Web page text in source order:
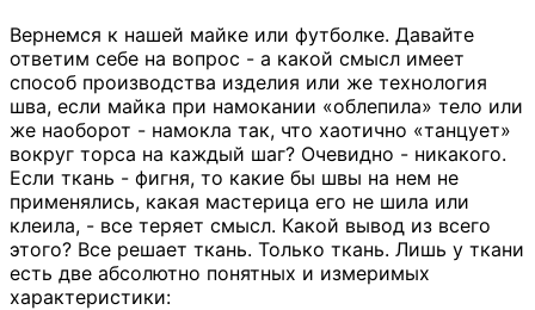
Вернемся к нашей майке или футболке. Давайте
ответим себе на вопрос - а какой смысл имеет
способ производства изделия или же технология
шва, если майка при намокании «облепила» тело или
же наоборот - намокла так, что хаотично «танцует»
вокруг торса на каждый шаг? Очевидно - никакого.
Если ткань - фигня, то какие бы швы на нем не
применялись, какая мастерица его не шила или
клеила, - все теряет смысл. Какой вывод из всего
этого? Все решает ткань. Только ткань. Лишь у ткани
есть две абсолютно понятных и измеримых
характеристики: